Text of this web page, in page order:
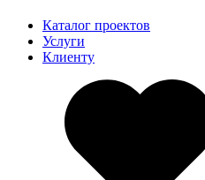
Каталог проектов
Услуги
Клиенту